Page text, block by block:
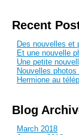
Recent
Des nouvelles et
Et une nouvelle
Une petite
Nouvelles
Hermione au
Blog
March 2018